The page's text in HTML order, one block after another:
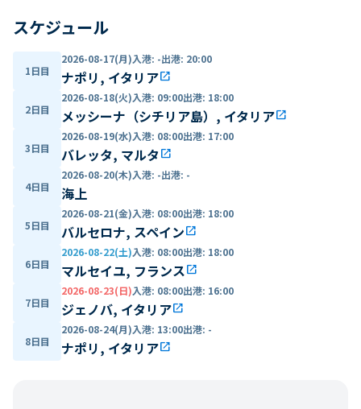
スケジュール
1日目
2026-08-17(月)入港: -出港: 20:00
ナポリ, イタリアopen_in_new
2日目
2026-08-18(火)入港: 09:00出港: 18:00
メッシーナ（シチリア島）, イタリアopen_in_new
3日目
2026-08-19(水)入港: 08:00出港: 17:00
バレッタ, マルタopen_in_new
4日目
2026-08-20(木)入港: -出港: -
海上
5日目
2026-08-21(金)入港: 08:00出港: 18:00
バルセロナ, スペインopen_in_new
6日目
2026-08-22(土)入港: 08:00出港: 18:00
マルセイユ, フランスopen_in_new
7日目
2026-08-23(日)入港: 08:00出港: 16:00
ジェノバ, イタリアopen_in_new
8日目
2026-08-24(月)入港: 13:00出港: -
ナポリ, イタリアopen_in_new